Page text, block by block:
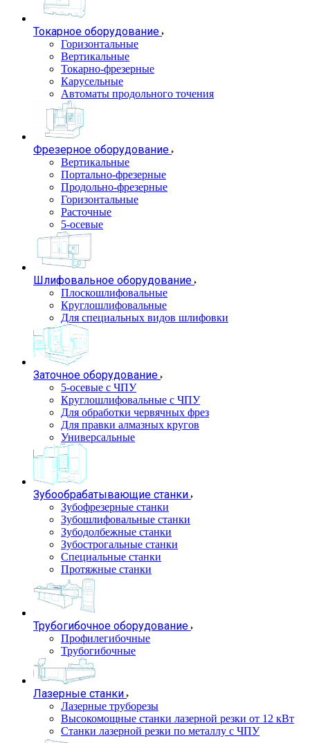
Токарное оборудование
Горизонтальные
Вертикальные
Токарно-фрезерные
Карусельные
Автоматы продольного точения
Фрезерное оборудование
Вертикальные
Портально-фрезерные
Продольно-фрезерные
Горизонтальные
Расточные
5-осевые
Шлифовальное оборудование
Плоскошлифовальные
Круглошлифовальные
Для специальных видов шлифовки
Заточное оборудование
5-осевые с ЧПУ
Круглошлифовальные с ЧПУ
Для обработки червячных фрез
Для правки алмазных кругов
Универсальные
Зубообрабатывающие станки
Зубофрезерные станки
Зубошлифовальные станки
Зубодолбежные станки
Зубострогальные станки
Специальные станки
Протяжные станки
Трубогибочное оборудование
Профилегибочные
Трубогибочные
Лазерные станки
Лазерные труборезы
Высокомощные станки лазерной резки от 12 кВт
Станки лазерной резки по металлу с ЧПУ